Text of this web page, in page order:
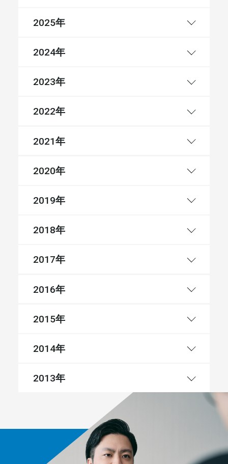
2025年
2024年
2023年
2022年
2021年
2020年
2019年
2018年
2017年
2016年
2015年
2014年
2013年